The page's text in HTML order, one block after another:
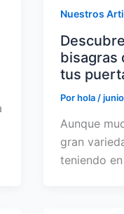
Nuestros
bisagras
tus
Porhola /
Aunque
gran
teniendo